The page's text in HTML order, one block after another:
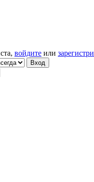
войдите или